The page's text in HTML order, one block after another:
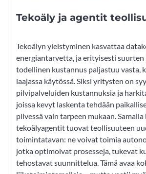
Tekoäly ja agentit
Tekoälyn yleistyminen kasvattaa
energiantarvetta, ja erityisesti suurten
todellinen kustannus paljastuu vasta,
laajassa käytössä. Siksi yritysten on
pilvipalveluiden kustannuksia ja
joissa kevyt laskenta tehdään
pilvessä vain tarpeen mukaan.
tekoälyagentit tuovat teollisuuteen
toimintatavan: ne voivat toimia
jotka optimoivat prosesseja, tukevat
tehostavat suunnittelua. Tämä avaa